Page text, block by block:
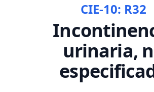
CIE-10: R32
urinaria,